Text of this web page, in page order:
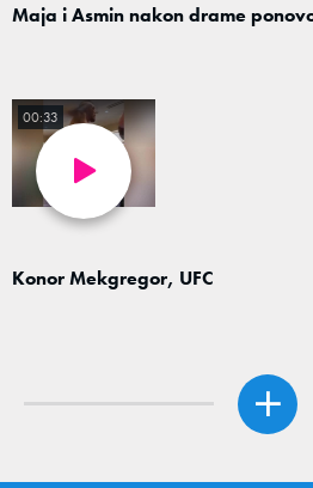
Maja i Asmin nakon drame
Konor Mekgregor, UFC
00:33